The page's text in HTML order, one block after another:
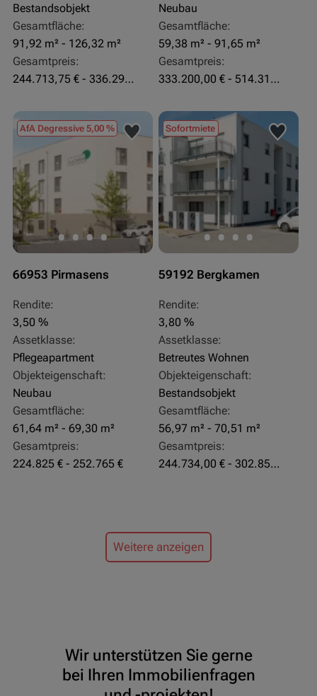
Bestandsobjekt
Gesamtfläche:
91,92 m² - 126,32 m²
Gesamtpreis:
244.713,75 € - 336.292 €
Neubau
Gesamtfläche:
59,38 m² - 91,65 m²
Gesamtpreis:
333.200,00 € - 514.310,00 €
AfA Degressive 5,00 %
66953 Pirmasens
Rendite:
3,50 %
Assetklasse:
Pflegeapartment
Objekteigenschaft:
Neubau
Gesamtfläche:
61,64 m² - 69,30 m²
Gesamtpreis:
224.825 € - 252.765 €
Sofortmiete
59192 Bergkamen
Rendite:
3,80 %
Assetklasse:
Betreutes Wohnen
Objekteigenschaft:
Bestandsobjekt
Gesamtfläche:
56,97 m² - 70,51 m²
Gesamtpreis:
244.734,00 € - 302.855,00 €
Weitere anzeigen
Wir unterstützen Sie gerne
bei Ihren Immobilienfragen